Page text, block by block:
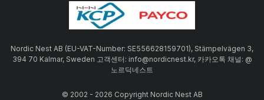
Nordic Nest AB (EU-VAT-Number: SE556628159701), Stämpelvägen 3,
394 70 Kalmar, Sweden 고객센터: info@nordicnest.kr, 카카오톡 채널: @
노르딕네스트
© 2002 - 2026 Copyright Nordic Nest AB